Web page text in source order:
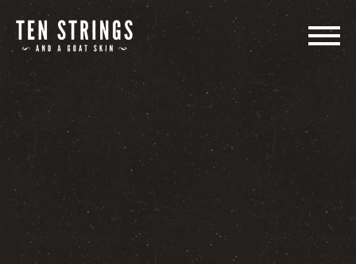
LE GROUPE
SPECTACLES
PHOTOS
VIDÉOS